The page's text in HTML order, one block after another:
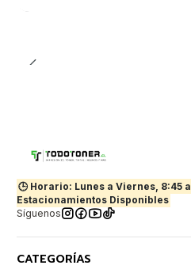
🕒 Horario: Lunes a Viernes, 8:45 a
Estacionamientos Disponibles
Síguenos
CATEGORÍAS